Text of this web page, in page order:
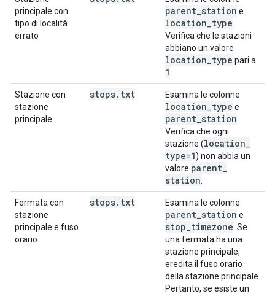
principale con
tipo di località
errato
parent station e
location type
Verifica che le stazioni
abbiano un valore
location type pari a
1
Stazione con
stazione
principale
stops. txt Esamina le colonne
location type e
parent station
Verifica che ogni
stazione (location
type=1) non abbia un
valore parent
station
Fermata con
stazione
principale e fuso
orario
stops. txt Esamina le colonne
parent station e
stop timezone . Se
una fermata ha una
stazione principale,
eredita il fuso orario
della stazione principale.
Pertanto, se esiste un